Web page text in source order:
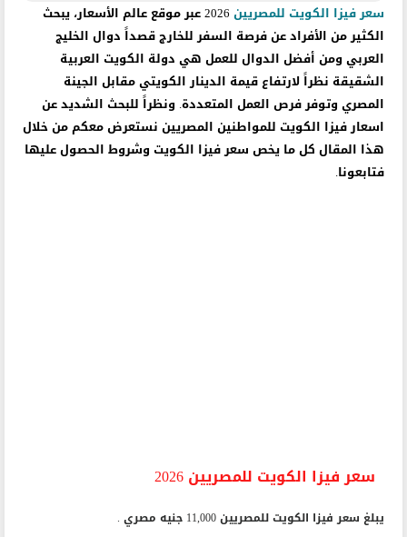
سعر فيزا الكويت للمصريين
2026 عبر موقع عالم الأسعار، يبحث
الكثير من الأفراد عن فرصة السفر للخارج قصداً دوال الخليج
العربي ومن أفضل الدوال للعمل هي دولة الكويت العربية
الشقيقة نظراً لارتفاع قيمة الدينار الكويتي مقابل الجينة
المصري وتوفر فرص العمل المتعددة. ونظراً للبحث الشديد عن
اسعار فيزا الكويت للمواطنين المصريين نستعرض معكم من خلال
هذا المقال كل ما يخص سعر فيزا الكويت وشروط الحصول عليها
فتابعونا.
سعر فيزا الكويت للمصريين 2026
يبلغ سعر فيزا الكويت للمصريين 11,000 جنيه مصري .